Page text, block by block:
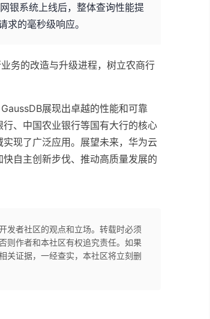
银系统上线后，整体查询性能提
的毫秒级响应。
务的改造与升级进程，树立农商行
展现出卓越的性能和可靠
、中国农业银行等国有大行的核心
现了广泛应用。展望未来，华为云
自主创新步伐、推动高质量发展的
发者社区的观点和立场。转载时必须
则作者和本社区有权追究责任。如果
关证据，一经查实，本社区将立刻删